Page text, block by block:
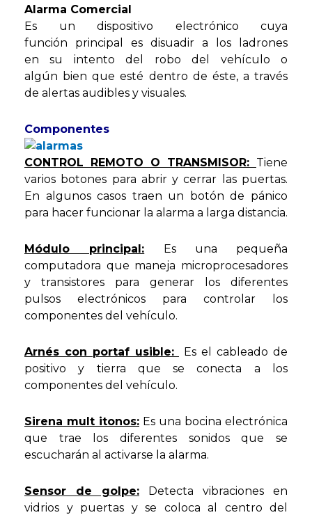
Alarma Comercial
Es un dispositivo electrónico cuya
función principal es disuadir a los ladrones
en su intento del robo del vehículo o
algún bien que esté dentro de éste, a través
de alertas audibles y visuales.
Componentes
CONTROL REMOTO O TRANSMISOR: Tiene
varios botones para abrir y cerrar las puertas.
En algunos casos traen un botón de pánico
para hacer funcionar la alarma a larga distancia.
Módulo principal: Es una pequeña
computadora que maneja microprocesadores
y transistores para generar los diferentes
pulsos electrónicos para controlar los
componentes del vehículo.
Arnés con portaf usible:
Es el cableado de
positivo y tierra que se conecta a los
componentes del vehículo.
Sirena mult itonos: Es una bocina electrónica
que trae los diferentes sonidos que se
escucharán al activarse la alarma.
Sensor de golpe: Detecta vibraciones en
vidrios y puertas y se coloca al centro del